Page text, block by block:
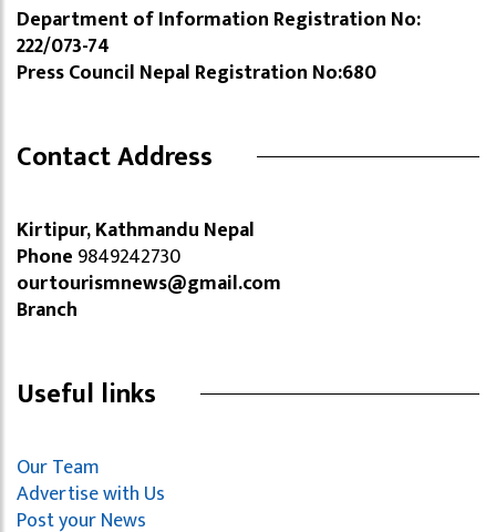
Department of Information Registration No:
222/073-74
Press Council Nepal Registration No:680
Contact Address
Kirtipur, Kathmandu Nepal
Phone 9849242730
ourtourismnews@gmail.com
Branch
Useful links
Our Team
Advertise with Us
Post your News